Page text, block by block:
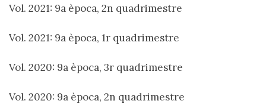
Vol. 2021: 9a època, 2n quadrimestre
Vol. 2021: 9a època, 1r quadrimestre
Vol. 2020: 9a època, 3r quadrimestre
Vol. 2020: 9a època, 2n quadrimestre